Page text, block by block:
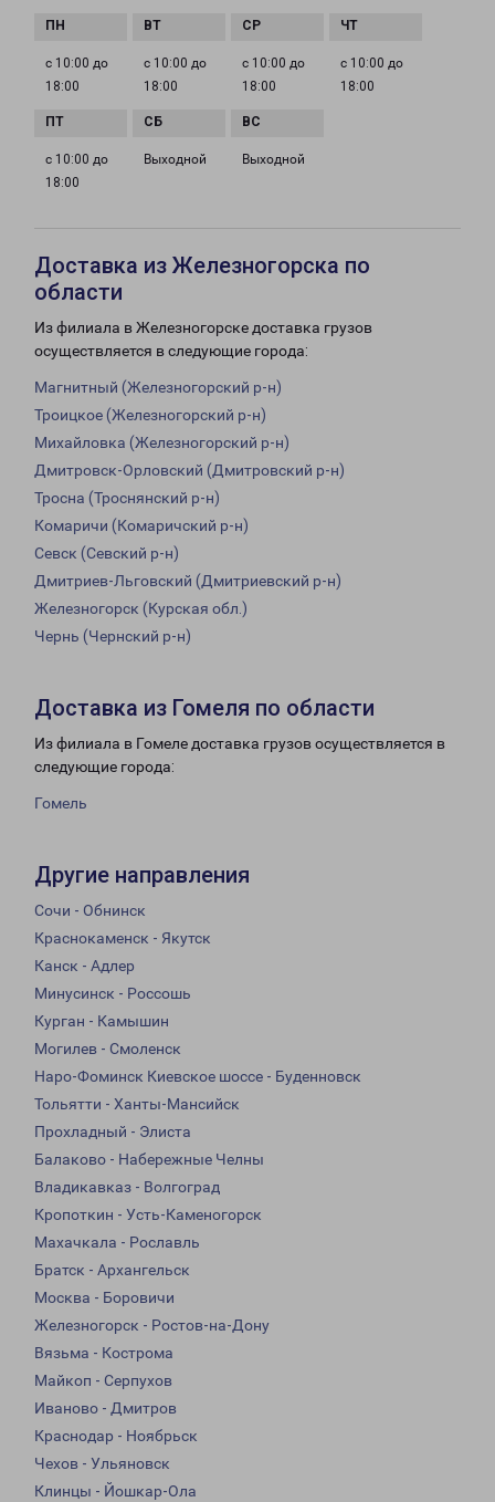
с 10:00 до
18:00
с 10:00 до
18:00
с 10:00 до
18:00
с 10:00 до
18:00
с 10:00 до
18:00
Выходной Выходной
Доставка из Железногорска по
области
Из филиала в Железногорске доставка грузов
осуществляется в следующие города:
Магнитный (Железногорский р-н)
Троицкое (Железногорский р-н)
Михайловка (Железногорский р-н)
Дмитровск-Орловский (Дмитровский р-н)
Тросна (Троснянский р-н)
Комаричи (Комаричский р-н)
Севск (Севский р-н)
Дмитриев-Льговский (Дмитриевский р-н)
Железногорск (Курская обл.)
Чернь (Чернский р-н)
Доставка из Гомеля по области
Из филиала в Гомеле доставка грузов осуществляется в
следующие города:
Гомель
Другие направления
Сочи - Обнинск
Краснокаменск - Якутск
Канск - Адлер
Минусинск - Россошь
Курган - Камышин
Могилев - Смоленск
Наро-Фоминск Киевское шоссе - Буденновск
Тольятти - Ханты-Мансийск
Прохладный - Элиста
Балаково - Набережные Челны
Владикавказ - Волгоград
Кропоткин - Усть-Каменогорск
Махачкала - Рославль
Братск - Архангельск
Москва - Боровичи
Железногорск - Ростов-на-Дону
Вязьма - Кострома
Майкоп - Серпухов
Иваново - Дмитров
Краснодар - Ноябрьск
Чехов - Ульяновск
Клинцы - Йошкар-Ола